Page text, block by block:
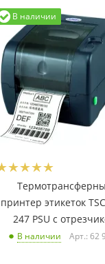
В наличии
принтер этикеток
247 PSU с
В наличии Арт.: 62